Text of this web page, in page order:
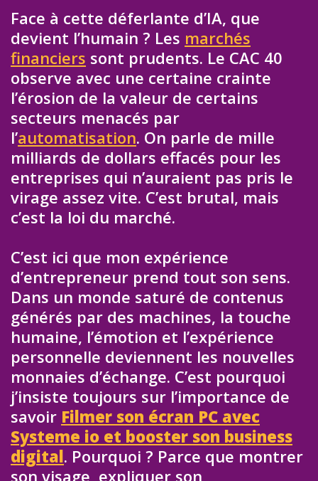
Face à cette déferlante d’IA, que
devient l’humain ? Les marchés
financiers sont prudents. Le CAC 40
observe avec une certaine crainte
l’érosion de la valeur de certains
secteurs menacés par
l’automatisation. On parle de mille
milliards de dollars effacés pour les
entreprises qui n’auraient pas pris le
virage assez vite. C’est brutal, mais
c’est la loi du marché.
C’est ici que mon expérience
d’entrepreneur prend tout son sens.
Dans un monde saturé de contenus
générés par des machines, la touche
humaine, l’émotion et l’expérience
personnelle deviennent les nouvelles
monnaies d’échange. C’est pourquoi
j’insiste toujours sur l’importance de
savoir Filmer son écran PC avec
Systeme io et booster son business
digital. Pourquoi ? Parce que montrer
son visage, expliquer son